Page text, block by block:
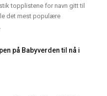
topplistene for navn gitt til
det mest populære
på Babyverden til nå i